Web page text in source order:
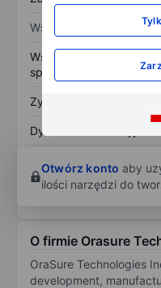
Wskaźniki
Współczynnik cena do
sprzedaży
Zysk na akcję
Dywidenda na akcję
własnego
Otwórz konto aby
ilości narzędzi do
O firmie Orasure
OraSure Technologies
development,